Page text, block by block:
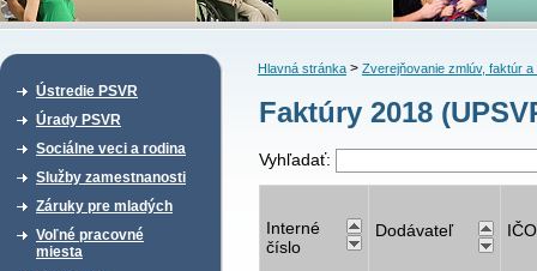
Ústredie PSVR
Úrady PSVR
Sociálne veci a rodina
Služby zamestnanosti
Záruky pre mladých
Voľné pracovné
miesta
Hlavná stránka> Zverejňovanie zmlúv, faktúr a
Faktúry 2018
Vyhľadať:
Interné
číslo
Dodávateľ IČO